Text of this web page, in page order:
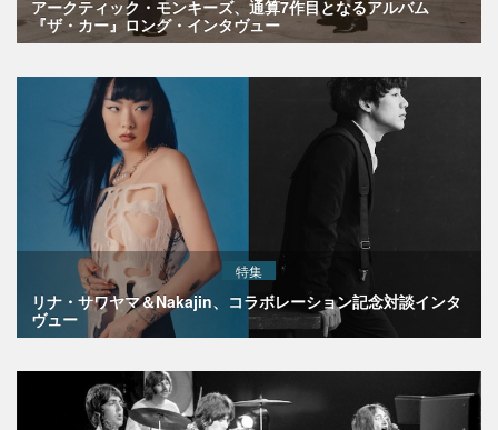
アークティック・モンキーズ、通算7作目となるアルバム
『ザ・カー』ロング・インタヴュー
特集
リナ・サワヤマ＆Nakajin、コラボレーション記念対談インタ
ヴュー